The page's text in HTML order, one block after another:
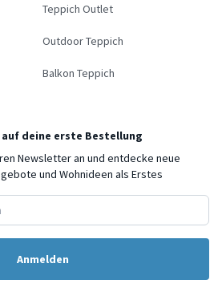
Teppich Outlet
Outdoor Teppich
Balkon Teppich
deine erste Bestellung
Newsletter an und entdecke neue
und Wohnideen als Erstes
Anmelden